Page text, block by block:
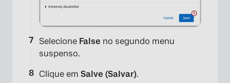
Selecione False no segundo menu
suspenso.
Clique em Salve (Salvar).